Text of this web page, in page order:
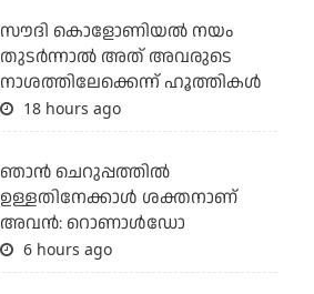
സൗദി കൊളോണിയല്‍ നയം
തുടര്‍ന്നാല്‍ അത് അവരുടെ
നാശത്തിലേക്കെന്ന് ഹൂത്തികള്‍
18 hours ago
ഞാന്‍ ചെറുപ്പത്തില്‍
ഉള്ളതിനേക്കാള്‍ ശക്തനാണ്
അവന്‍: റൊണാള്‍ഡോ
6 hours ago